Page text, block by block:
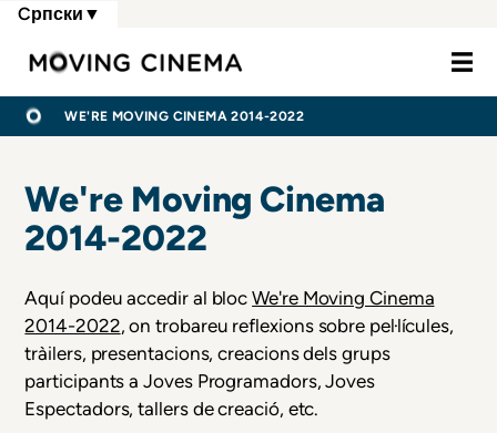
Skip
main
content
Moving
Cрпски ▼
МРВИЦЕ
WE'RE MOVING CINEMA 2014-2022
We're Moving Cinema
2014-2022
Aquí podeu accedir al blocWe're Moving Cinema
2014-2022, on trobareu reflexions sobre pel·lícules,
tràilers, presentacions, creacions dels grups
participants a Joves Programadors, Joves
Espectadors, tallers de creació, etc.